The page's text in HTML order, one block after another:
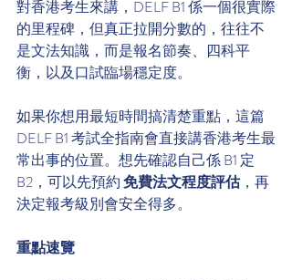
對香港考生來講，DELF B1 係一個很實際
的里程碑，但真正拉開分數的，往往不
是文法知識，而是報名節奏、四科平
衡，以及口試臨場穩定度。
如果你想用最短時間搞清楚重點，這篇
DELF B1 考試全指南會直接講香港考生最
常出事的位置。想先確認自己係 B1 定
B2，可以先預約 免費法文程度評估，再
決定報考級別會安全得多。
重點速覽